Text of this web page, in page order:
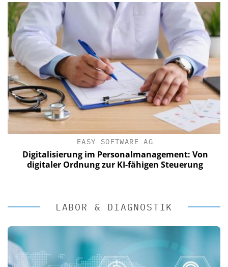
EASY SOFTWARE AG
Digitalisierung im Personalmanagement: Von
digitaler Ordnung zur KI-fähigen Steuerung
LABOR & DIAGNOSTIK